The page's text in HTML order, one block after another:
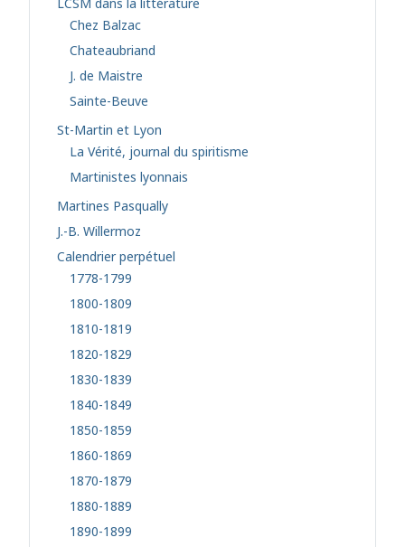
Chez Balzac
Chateaubriand
J. de Maistre
Sainte-Beuve
St-Martin et Lyon
La Vérité, journal du spiritisme
Martinistes lyonnais
Martines Pasqually
J.-B. Willermoz
Calendrier perpétuel
1778-1799
1800-1809
1810-1819
1820-1829
1830-1839
1840-1849
1850-1859
1860-1869
1870-1879
1880-1889
1890-1899